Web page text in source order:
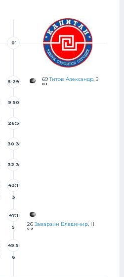
0’
69Титов Александр, З
0-1
5:29
9:50
26:5
30:3
32:3
43:1
3
26Заварзин Владимир, Н
5-2
47:1
5
49:5
6